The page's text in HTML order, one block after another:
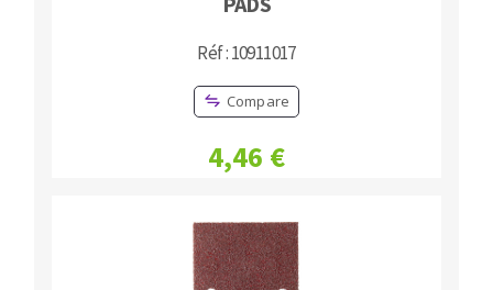
Réf : 10911017
Compare
4,46 €